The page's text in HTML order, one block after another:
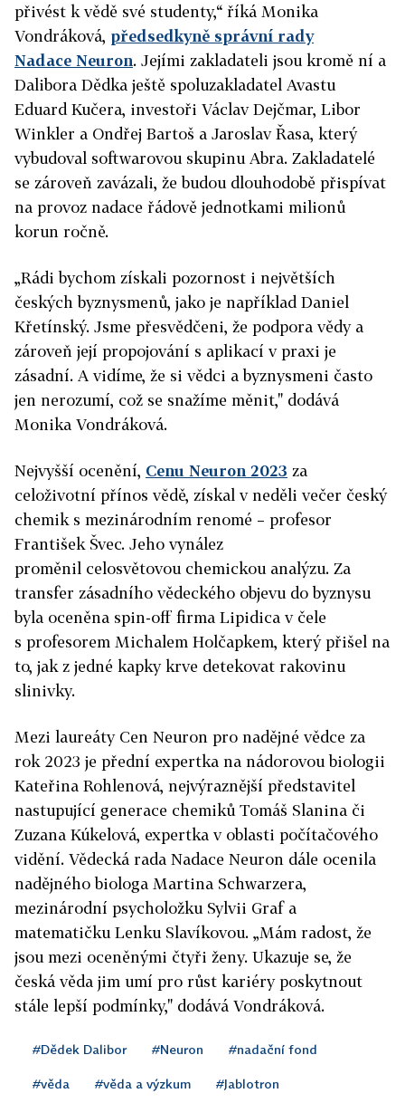
přivést k vědě své studenty,“ říká Monika
Vondráková, předsedkyně správní rady
Nadace Neuron. Jejími zakladateli jsou kromě ní a
Dalibora Dědka ještě spoluzakladatel Avastu
Eduard Kučera, investoři Václav Dejčmar, Libor
Winkler a Ondřej Bartoš a Jaroslav Řasa, který
vybudoval softwarovou skupinu Abra. Zakladatelé
se zároveň zavázali, že budou dlouhodobě přispívat
na provoz nadace řádově jednotkami milionů
korun ročně.
„Rádi bychom získali pozornost i největších
českých byznysmenů, jako je například Daniel
Křetínský. Jsme přesvědčeni, že podpora vědy a
zároveň její propojování s aplikací v praxi je
zásadní. A vidíme, že si vědci a byznysmeni často
jen nerozumí, což se snažíme měnit," dodává
Monika Vondráková.
Nejvyšší ocenění, Cenu Neuron 2023 za
celoživotní přínos vědě, získal v neděli večer český
chemik s mezinárodním renomé – profesor
František Švec. Jeho vynález
proměnil celosvětovou chemickou analýzu. Za
transfer zásadního vědeckého objevu do byznysu
byla oceněna spin-off firma Lipidica v čele
s profesorem Michalem Holčapkem, který přišel na
to, jak z jedné kapky krve detekovat rakovinu
slinivky.
Mezi laureáty Cen Neuron pro nadějné vědce za
rok 2023 je přední expertka na nádorovou biologii
Kateřina Rohlenová, nejvýraznější představitel
nastupující generace chemiků Tomáš Slanina či
Zuzana Kúkelová, expertka v oblasti počítačového
vidění. Vědecká rada Nadace Neuron dále ocenila
nadějného biologa Martina Schwarzera,
mezinárodní psycholožku Sylvii Graf a
matematičku Lenku Slavíkovou. „Mám radost, že
jsou mezi oceněnými čtyři ženy. Ukazuje se, že
česká věda jim umí pro růst kariéry poskytnout
stále lepší podmínky," dodává Vondráková.
#Dědek Dalibor #Neuron #nadační fond
#věda #věda a výzkum #Jablotron